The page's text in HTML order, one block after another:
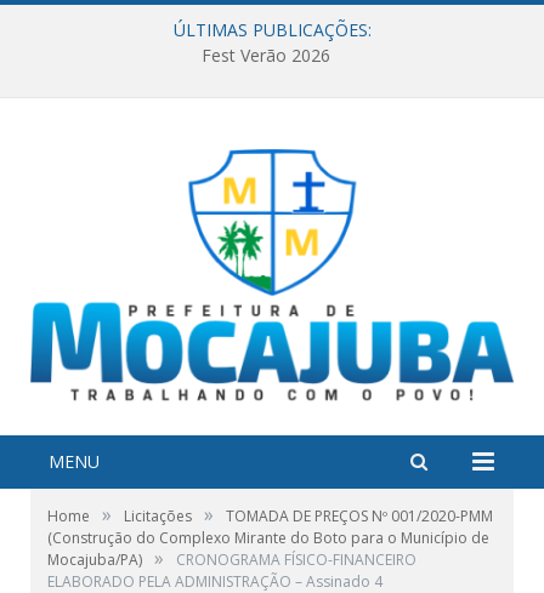
ÚLTIMAS PUBLICAÇÕES:
Fest Verão 2026
MENU
Home » Licitações »
TOMADA DE PREÇOS Nº 001/2020-PMM
(Construção do Complexo Mirante do Boto para o Município de
Mocajuba/PA) »
CRONOGRAMA FÍSICO-FINANCEIRO
ELABORADO PELA ADMINISTRAÇÃO – Assinado 4